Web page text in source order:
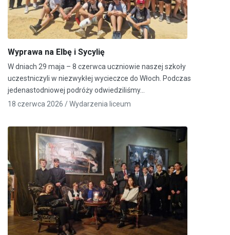
Wyprawa na Elbę i Sycylię
W dniach 29 maja – 8 czerwca uczniowie naszej szkoły
uczestniczyli w niezwykłej wycieczce do Włoch. Podczas
jedenastodniowej podróży odwiedziliśmy…
18 czerwca 2026 /Wydarzenia liceum